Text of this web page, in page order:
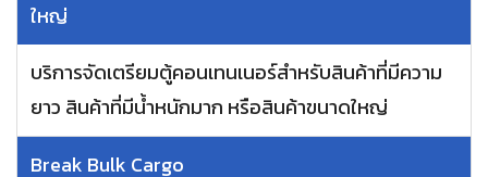
ใหญ่
บริการจัดเตรียมตู้คอนเทนเนอร์สำหรับสินค้าที่มีความ
ยาว สินค้าที่มีน้ำหนักมาก หรือสินค้าขนาดใหญ่
Break Bulk Cargo